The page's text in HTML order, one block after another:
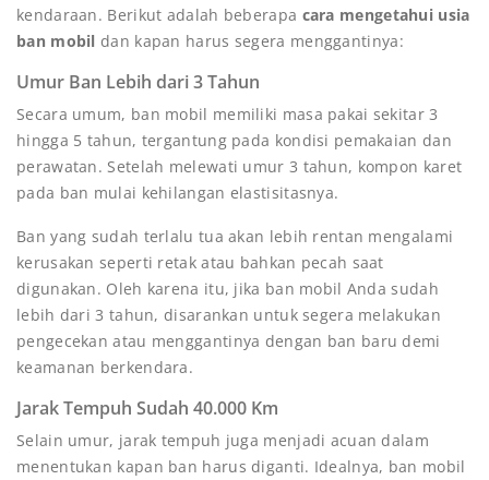
kendaraan. Berikut adalah beberapa cara mengetahui usia
ban mobil dan kapan harus segera menggantinya:
Umur Ban Lebih dari 3 Tahun
Secara umum, ban mobil memiliki masa pakai sekitar 3
hingga 5 tahun, tergantung pada kondisi pemakaian dan
perawatan. Setelah melewati umur 3 tahun, kompon karet
pada ban mulai kehilangan elastisitasnya.
Ban yang sudah terlalu tua akan lebih rentan mengalami
kerusakan seperti retak atau bahkan pecah saat
digunakan. Oleh karena itu, jika ban mobil Anda sudah
lebih dari 3 tahun, disarankan untuk segera melakukan
pengecekan atau menggantinya dengan ban baru demi
keamanan berkendara.
Jarak Tempuh Sudah 40.000 Km
Selain umur, jarak tempuh juga menjadi acuan dalam
menentukan kapan ban harus diganti. Idealnya, ban mobil